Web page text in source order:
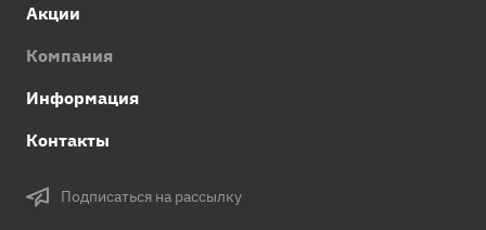
Акции
Компания
Информация
Контакты
Подписаться на рассылку